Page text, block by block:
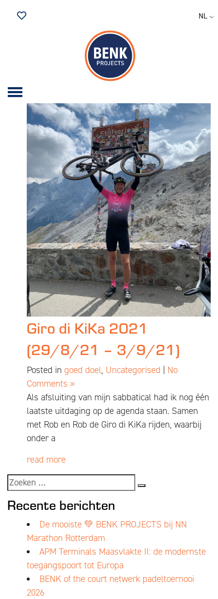
NL
Archive for november,
Giro di KiKa 2021
(29/8/21 – 3/9/21)
Posted in goed doel, Uncategorised | No
Comments »
Als afsluiting van mijn sabbatical had ik nog één
laatste uitdaging op de agenda staan. Samen
met Rob en Rob de Giro di KiKa rijden, waarbij
onder a
read more
Recente berichten
De mooiste 💚 BENK PROJECTS bij NN
Marathon Rotterdam
APM Terminals Maasvlakte II: de modernste
toegangspoort tot Europa
BENK of the court netwerk padeltoernooi
2026